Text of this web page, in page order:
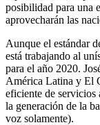
posibilidad para una
aprovecharán las
Aunque el estándar
está trabajando al
para el año 2020.
América Latina y El
eficiente de servicios
la generación de la
voz solamente).